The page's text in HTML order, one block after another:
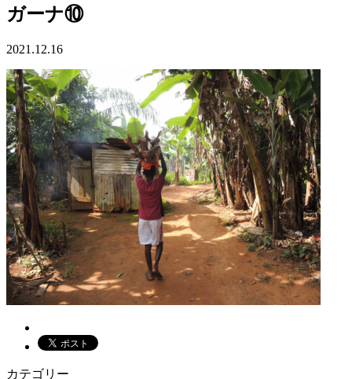
ガーナ⑩
2021.12.16
カテゴリー